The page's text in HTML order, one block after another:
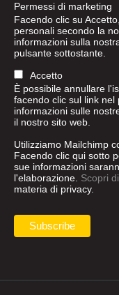
Permessi di marketing
Facendo clic su
personali secondo la
informazioni sulla
pulsante sottostante.
Accetto
È possibile annullare
facendo clic sul link
informazioni sulle
il nostro sito web.
Utilizziamo Mailchimp
Facendo clic qui sotto
sue informazioni
l'elaborazione. Scopri
materia di privacy.